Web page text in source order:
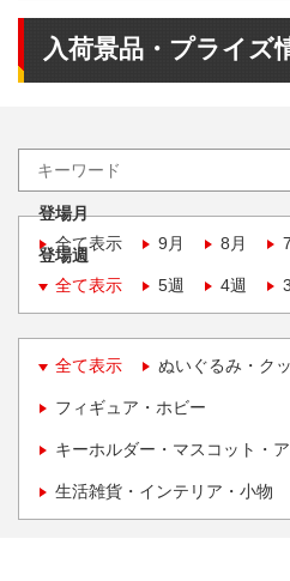
入荷景品・プライズ
登場月
全て表示
9月 8月
登場週
全て表示
5週 4週
全て表示 ぬいぐるみ・ク
フィギュア・ホビー
キーホルダー・マスコット・
生活雑貨・インテリア・小物